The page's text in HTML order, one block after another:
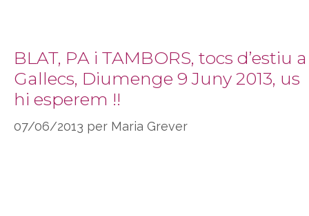
BLAT, PA i TAMBORS, tocs d’estiu a
Gallecs, Diumenge 9 Juny 2013, us
hi esperem !!
07/06/2013 per Maria Grever